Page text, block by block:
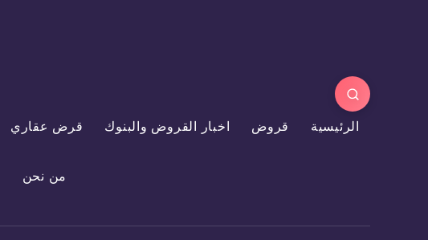
الرئيسية قروض اخبار القروض والبنوك قرض عقاري
من نحن